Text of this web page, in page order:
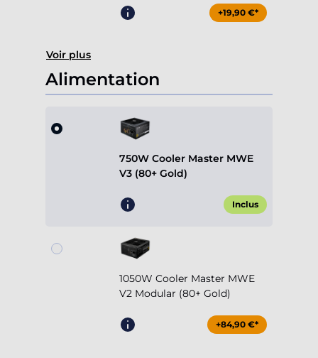
+19,90 €*
Voir plus
Alimentation
750W Cooler Master MWE
V3 (80+ Gold)
Inclus
1050W Cooler Master MWE
V2 Modular (80+ Gold)
+84,90 €*